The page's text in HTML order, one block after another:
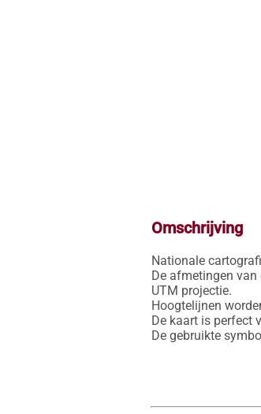
Omschrijving
Nationale
De afmetingen
UTM projectie.
Hoogtelijnen
De kaart is perfect